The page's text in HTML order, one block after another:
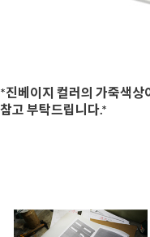
*진베이지 컬러의 가죽색상
참고 부탁드립니다.*